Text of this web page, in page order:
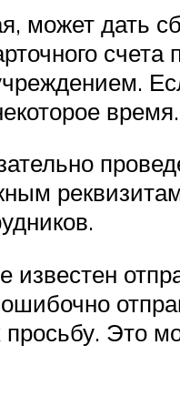
может дать
время.
Это